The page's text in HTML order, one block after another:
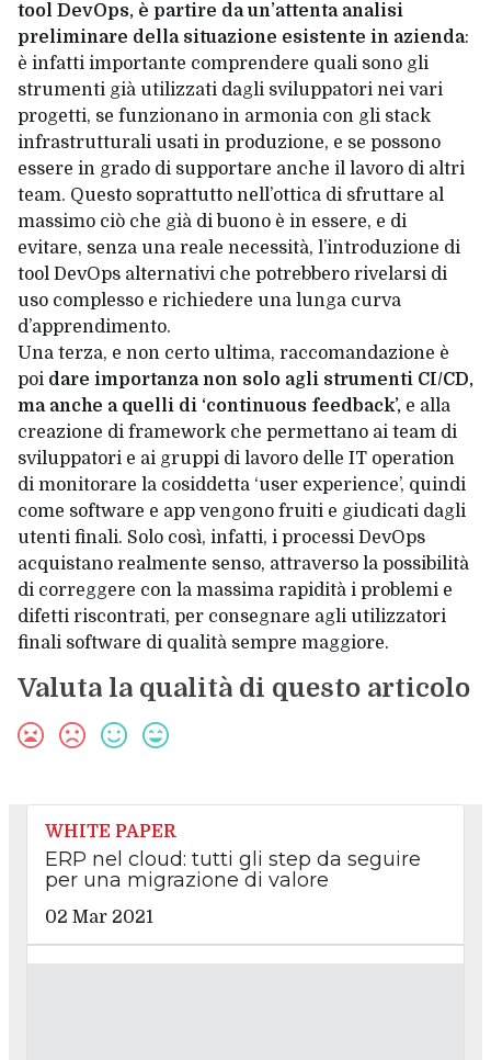
tool DevOps, è partire da un’attenta analisi
preliminare della situazione esistente in azienda:
è infatti importante comprendere quali sono gli
strumenti già utilizzati dagli sviluppatori nei vari
progetti, se funzionano in armonia con gli stack
infrastrutturali usati in produzione, e se possono
essere in grado di supportare anche il lavoro di altri
team. Questo soprattutto nell’ottica di sfruttare al
massimo ciò che già di buono è in essere, e di
evitare, senza una reale necessità, l’introduzione di
tool DevOps alternativi che potrebbero rivelarsi di
uso complesso e richiedere una lunga curva
d’apprendimento.
Una terza, e non certo ultima, raccomandazione è
poi dare importanza non solo agli strumenti CI/CD,
ma anche a quelli di ‘continuous feedback’,e alla
creazione di framework che permettano ai team di
sviluppatori e ai gruppi di lavoro delle IT operation
di monitorare la cosiddetta ‘user experience’, quindi
come software e app vengono fruiti e giudicati dagli
utenti finali. Solo così, infatti, i processi DevOps
acquistano realmente senso, attraverso la possibilità
di correggere con la massima rapidità i problemi e
difetti riscontrati, per consegnare agli utilizzatori
finali software di qualità sempre maggiore.
Valuta la qualità di questo articolo
WHITE PAPER
ERP nel cloud: tutti gli step da seguire
per una migrazione di valore
02 Mar 2021